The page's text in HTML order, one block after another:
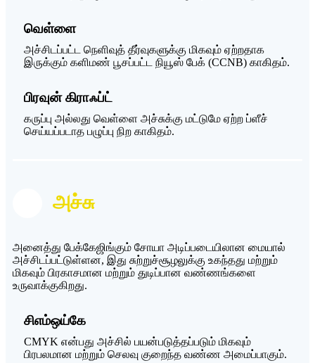
வெள்ளை
அச்சிடப்பட்ட நெளிவுத் தீர்வுகளுக்கு மிகவும் ஏற்றதாக
இருக்கும் களிமண் பூசப்பட்ட நியூஸ் பேக் (CCNB) காகிதம்.
பிரவுன் கிராஃப்ட்
கருப்பு அல்லது வெள்ளை அச்சுக்கு மட்டுமே ஏற்ற ப்ளீச்
செய்யப்படாத பழுப்பு நிற காகிதம்.
அச்சு
அனைத்து பேக்கேஜிங்கும் சோயா அடிப்படையிலான மையால்
அச்சிடப்பட்டுள்ளன, இது சுற்றுச்சூழலுக்கு உகந்தது மற்றும்
மிகவும் பிரகாசமான மற்றும் துடிப்பான வண்ணங்களை
உருவாக்குகிறது.
சிஎம்ஒய்கே
CMYK என்பது அச்சில் பயன்படுத்தப்படும் மிகவும்
பிரபலமான மற்றும் செலவு குறைந்த வண்ண அமைப்பாகும்.